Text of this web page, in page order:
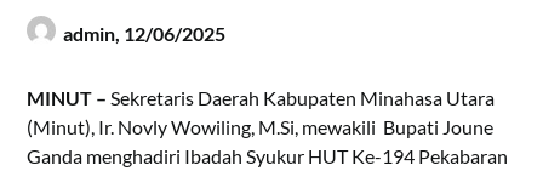
admin, 12/06/2025
MINUT – Sekretaris Daerah Kabupaten Minahasa Utara
(Minut), Ir. Novly Wowiling, M.Si, mewakili Bupati Joune
Ganda menghadiri Ibadah Syukur HUT Ke-194 Pekabaran